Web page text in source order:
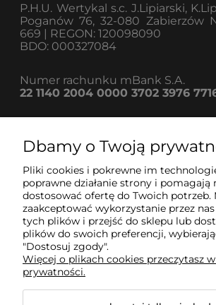
P.H.U. Wertykal s.c. J.Lipiarski,
Poganów 76, 32-080 Zabierzów
669 | REGON: 120098090
BDO: 000327084
Numer rachunku mBank S.A.
22 1140 2004 0000 3702 3976
Informacje
Strefa klienta
Pomoc
Dbamy o Twoją
Pliki cookies i pokrewne im
poprawne działanie strony i pomagają
dostosować ofertę do Twoich potrzeb.
zaakceptować wykorzystanie przez
tych plików i przejść do sklepu lub
plików do swoich preferencji,
"Dostosuj zgody".
Więcej o plikach cookies przeczytasz
prywatności.